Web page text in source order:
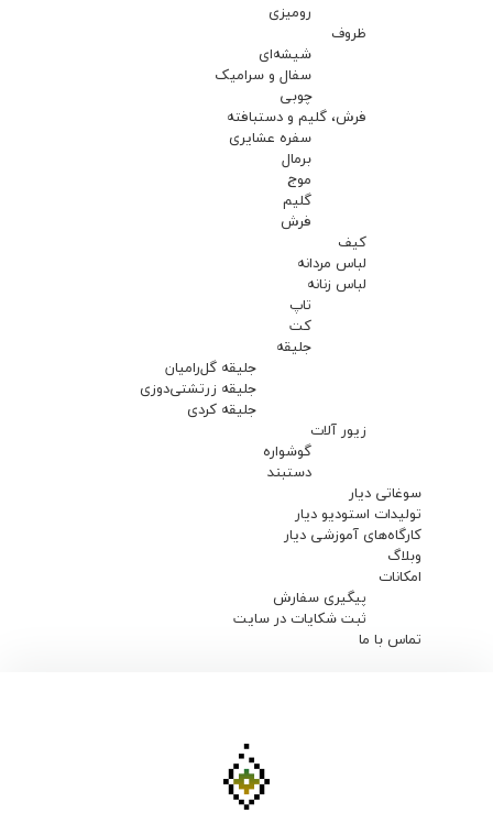
رومیزی
ظروف
شیشه‌ای
سفال و سرامیک
چوبی
فرش، گلیم و دستبافته
سفره عشایری
برمال
موج
گلیم
فرش
کیف
لباس مردانه
لباس زنانه
تاپ
کت
جلیقه
جلیقه گل‌رامیان
جلیقه زرتشتی‌دوزی
جلیقه کردی
زیور آلات
گوشواره
دستبند
سوغاتی دیار
تولیدات استودیو دیار
کارگاه‌های آموزشی دیار
وبلاگ
امکانات
پیگیری سفارش
ثبت شکایات در سایت
تماس با ما